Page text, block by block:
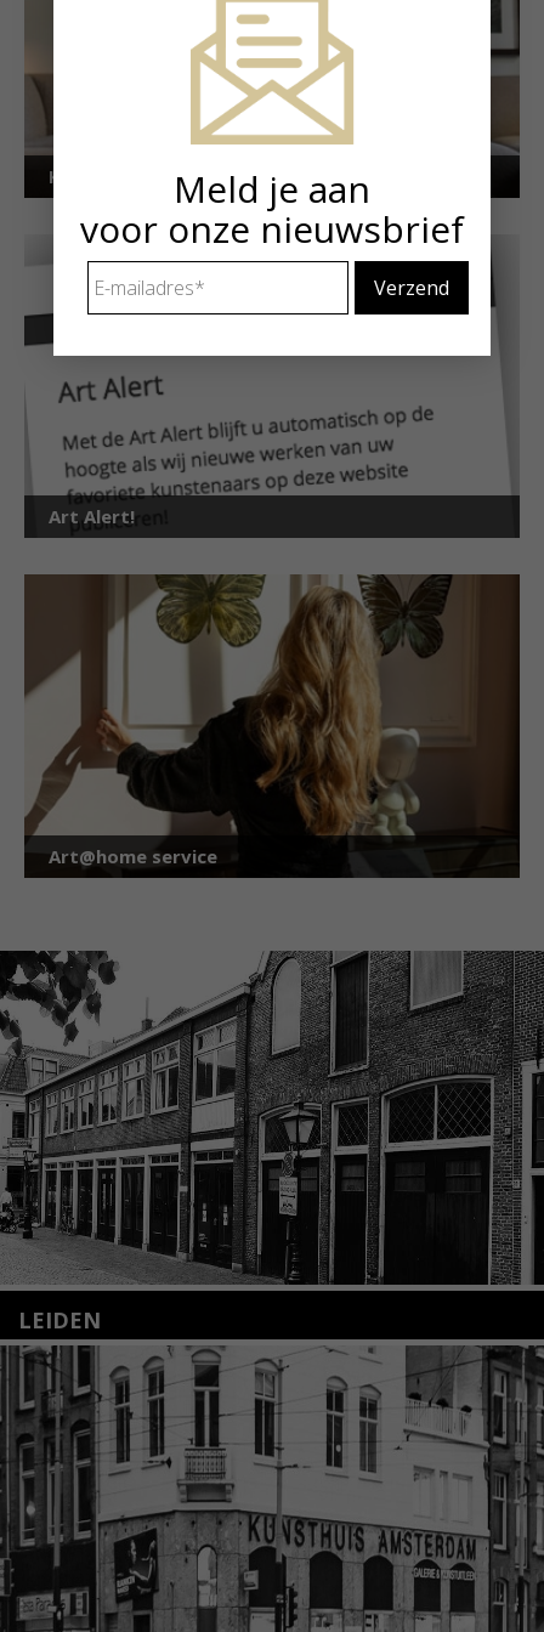
Kunstuitleen voor particulieren
Art Alert!
Art@home service
LEIDEN
Nieuwstraat 35
2312 KA Leiden
+31(0)71 – 52 84 480
info@kunsthuisleiden.nl
Lees meer
Meld je aan
voor onze nieuwsbrief
mailadres *